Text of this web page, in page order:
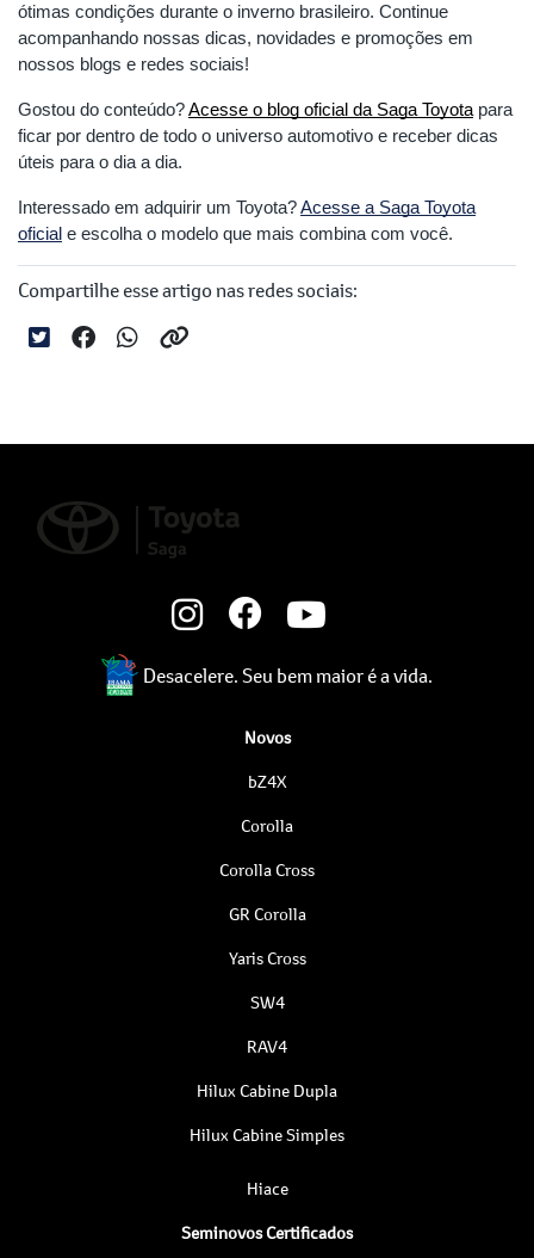
ótimas condições durante o inverno brasileiro. Continue
acompanhando nossas dicas, novidades e promoções em
nossos blogs e redes sociais!
Gostou do conteúdo?Acesse o blog oficial da Saga Toyota para
ficar por dentro de todo o universo automotivo e receber dicas
úteis para o dia a dia.
Interessado em adquirir um Toyota?Acesse a Saga Toyota
oficial e escolha o modelo que mais combina com você.
Compartilhe esse artigo nas redes sociais:
Desacelere. Seu bem maior é a vida.
Novos
bZ4X
Corolla
Corolla Cross
GR Corolla
Yaris Cross
SW4
RAV4
Hilux Cabine Dupla
Hilux Cabine Simples
Hiace
Seminovos Certificados